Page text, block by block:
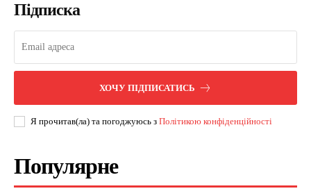
Підписка
ХОЧУ ПІДПИСАТИСЬ
Я прочитав(ла) та погоджуюсь з Політикою конфіденційності
Популярне